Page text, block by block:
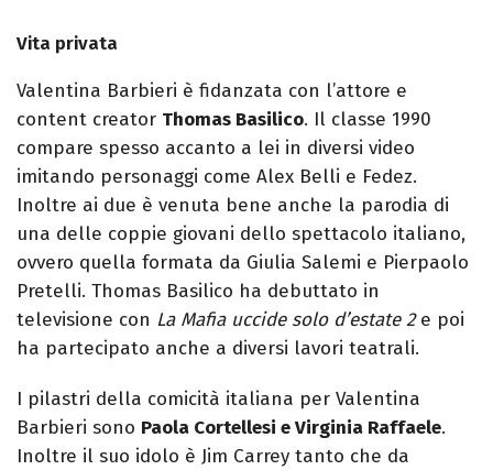
Vita privata
Valentina Barbieri è fidanzata con l’attore e
content creator Thomas Basilico. Il classe 1990
compare spesso accanto a lei in diversi video
imitando personaggi come Alex Belli e Fedez.
Inoltre ai due è venuta bene anche la parodia di
una delle coppie giovani dello spettacolo italiano,
ovvero quella formata da Giulia Salemi e Pierpaolo
Pretelli. Thomas Basilico ha debuttato in
televisione con La Mafia uccide solo d’estate 2e poi
ha partecipato anche a diversi lavori teatrali.
I pilastri della comicità italiana per Valentina
Barbieri sono Paola Cortellesi e Virginia Raffaele.
Inoltre il suo idolo è Jim Carrey tanto che da